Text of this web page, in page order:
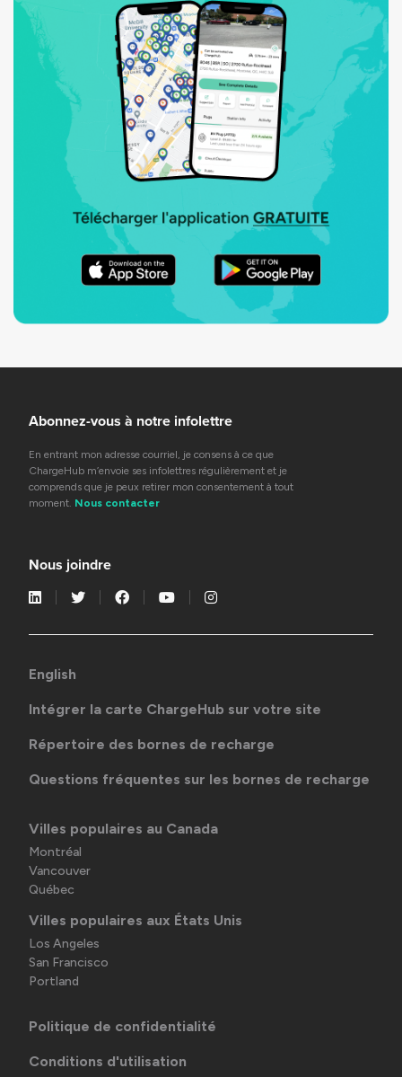
Abonnez-vous à notre infolettre
En entrant mon adresse courriel, je consens à ce que
ChargeHub m’envoie ses infolettres régulièrement et je
comprends que je peux retirer mon consentement à tout
moment. Nous contacter
Nous joindre
English
Intégrer la carte ChargeHub sur votre site
Répertoire des bornes de recharge
Questions fréquentes sur les bornes de recharge
Villes populaires au Canada
Montréal
Vancouver
Québec
Villes populaires aux États Unis
Los Angeles
San Francisco
Portland
Politique de confidentialité
Conditions d'utilisation